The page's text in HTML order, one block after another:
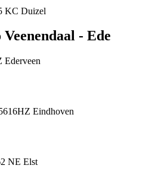
KC Duizel
- Ede
Ederveen
Eindhoven
NE Elst